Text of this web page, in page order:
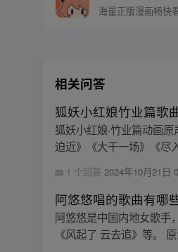
海量正版漫画畅快
相关问答
狐妖小红娘竹业篇歌
狐妖小红娘·竹业篇动画
迫近》《大干一场》《尽
1 个回答2024年10月21日
阿悠悠唱的歌曲有哪
阿悠悠是中国内地女歌手
《风起了 云去追》等。